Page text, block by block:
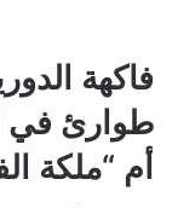
فاكهة
طوارئ في
أم “ملكة